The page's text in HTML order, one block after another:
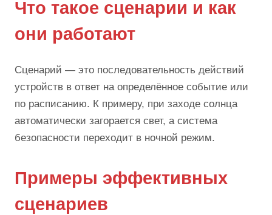
Что такое сценарии и как
они работают
Сценарий — это последовательность действий
устройств в ответ на определённое событие или
по расписанию. К примеру, при заходе солнца
автоматически загорается свет, а система
безопасности переходит в ночной режим.
Примеры эффективных
сценариев